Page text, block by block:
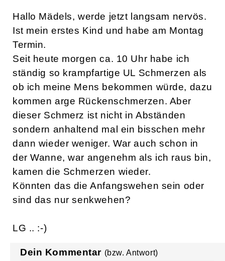
Hallo Mädels, werde jetzt langsam nervös.
Ist mein erstes Kind und habe am Montag
Termin.
Seit heute morgen ca. 10 Uhr habe ich
ständig so krampfartige UL Schmerzen als
ob ich meine Mens bekommen würde, dazu
kommen arge Rückenschmerzen. Aber
dieser Schmerz ist nicht in Abständen
sondern anhaltend mal ein bisschen mehr
dann wieder weniger. War auch schon in
der Wanne, war angenehm als ich raus bin,
kamen die Schmerzen wieder.
Könnten das die Anfangswehen sein oder
sind das nur senkwehen?
LG .. :-)
Dein Kommentar (bzw. Antwort)